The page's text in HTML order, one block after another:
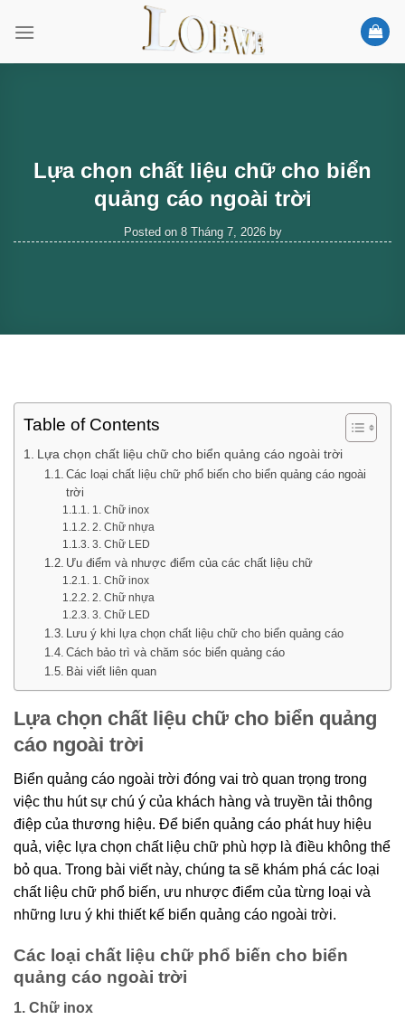
Lựa chọn chất liệu chữ cho biển
quảng cáo ngoài trời
Posted on 8 Tháng 7, 2026by
Table of Contents
Lựa chọn chất liệu chữ cho biển quảng cáo ngoài trời
Các loại chất liệu chữ phổ biến cho biển quảng cáo ngoài
trời
1. Chữ inox
2. Chữ nhựa
3. Chữ LED
Ưu điểm và nhược điểm của các chất liệu chữ
1. Chữ inox
2. Chữ nhựa
3. Chữ LED
Lưu ý khi lựa chọn chất liệu chữ cho biển quảng cáo
Cách bảo trì và chăm sóc biển quảng cáo
Bài viết liên quan
Lựa chọn chất liệu chữ cho biển quảng
cáo ngoài trời
Biển quảng cáo ngoài trời đóng vai trò quan trọng trong
việc thu hút sự chú ý của khách hàng và truyền tải thông
điệp của thương hiệu. Để biển quảng cáo phát huy hiệu
quả, việc lựa chọn chất liệu chữ phù hợp là điều không thể
bỏ qua. Trong bài viết này, chúng ta sẽ khám phá các loại
chất liệu chữ phổ biến, ưu nhược điểm của từng loại và
những lưu ý khi thiết kế biển quảng cáo ngoài trời.
Các loại chất liệu chữ phổ biến cho biển
quảng cáo ngoài trời
1. Chữ inox